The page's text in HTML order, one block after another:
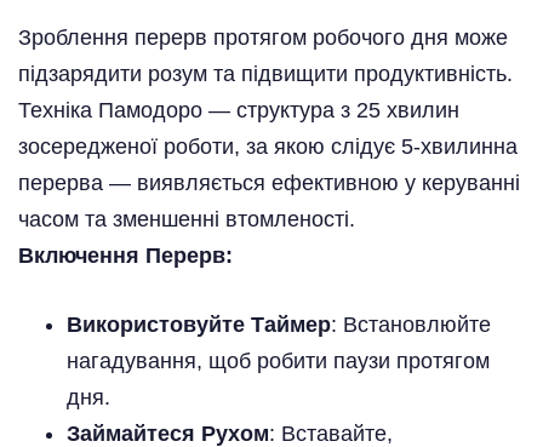
Зроблення перерв протягом робочого дня може
підзарядити розум та підвищити продуктивність.
Техніка Памодоро — структура з 25 хвилин
зосередженої роботи, за якою слідує 5-хвилинна
перерва — виявляється ефективною у керуванні
часом та зменшенні втомленості.
Включення Перерв:
Використовуйте Таймер: Встановлюйте
нагадування, щоб робити паузи протягом
дня.
Займайтеся Рухом: Вставайте,